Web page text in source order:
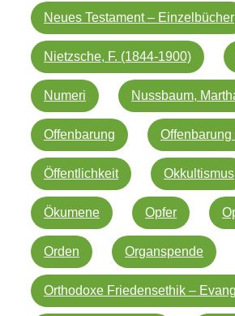
Neues Testament – Einzelbücher
Nietzsche, F. (1844-1900)
Numeri Nussbaum,
Offenbarung
Öffentlichkeit Okkultismus
Ökumene Opfer
Orden Organspende
Orthodoxe Friedensethik –